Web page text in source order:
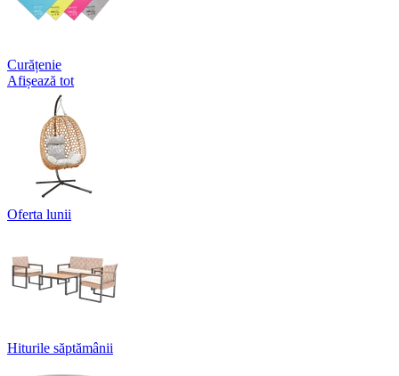
Curățenie
Afișează tot
Oferta lunii
Hiturile săptămânii